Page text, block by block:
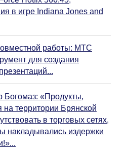
в игре Indiana Jones and
работы: МТС
для создания
Богомаз: «Продукты,
на территории Брянской
в торговых сетях,
накладывались издержки